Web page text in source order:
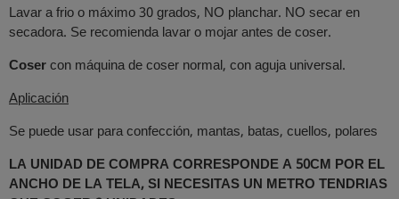
Lavar a frio o máximo 30 grados, NO planchar. NO secar en
secadora. Se recomienda lavar o mojar antes de coser.
Cosercon máquina de coser normal, con aguja universal.
Aplicación
Se puede usar para confección, mantas, batas, cuellos, polares
LA UNIDAD DE COMPRA CORRESPONDE A 50CM POR EL
ANCHO DE LA TELA, SI NECESITAS UN METRO TENDRIAS